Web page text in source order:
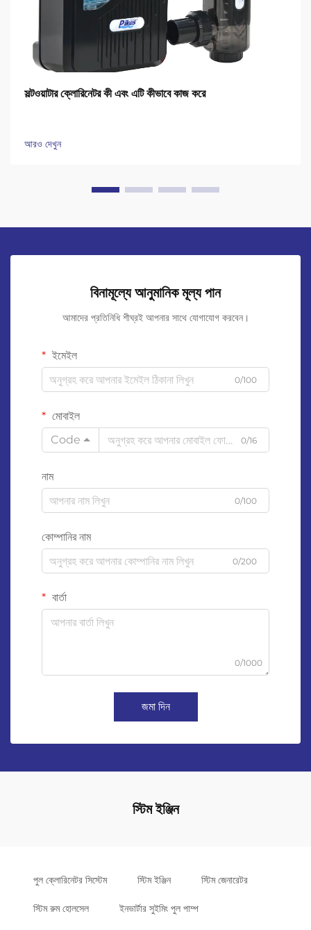
সল্টওয়াটার ক্লোরিনেটর কী এবং এটি কীভাবে কাজ করে
আরও দেখুন
বিনামূল্যে আনুমানিক মূল্য পান
আমাদের প্রতিনিধি শীঘ্রই আপনার সাথে যোগাযোগ করবেন।
ইমেইল
0/100
মোবাইল
Code
0/16
নাম
0/100
কোম্পানির নাম
0/200
বার্তা
0/1000
জমা দিন
স্টিম ইঞ্জিন
পুল ক্লোরিনেটর সিস্টেম স্টিম ইঞ্জিন স্টিম জেনারেটর
স্টিম রুম হোলসেল ইনভার্টার সুইমিং পুল পাম্প